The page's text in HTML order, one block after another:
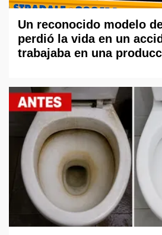
Un reconocido modelo
perdió la vida en un
trabajaba en una